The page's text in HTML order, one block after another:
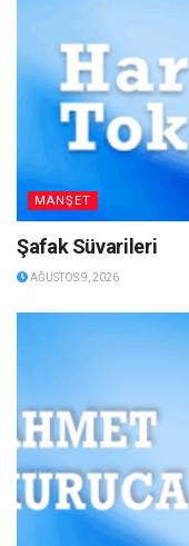
MANŞET
Şafak Süvarileri
AĞUSTOS 9, 2026